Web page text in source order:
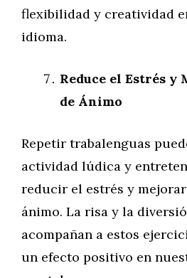
flexibilidad y creatividad
idioma.
Reduce el Estrés y
de Ánimo
Repetir trabalenguas
actividad lúdica y
reducir el estrés y
ánimo. La risa y la
acompañan a estos
un efecto positivo en